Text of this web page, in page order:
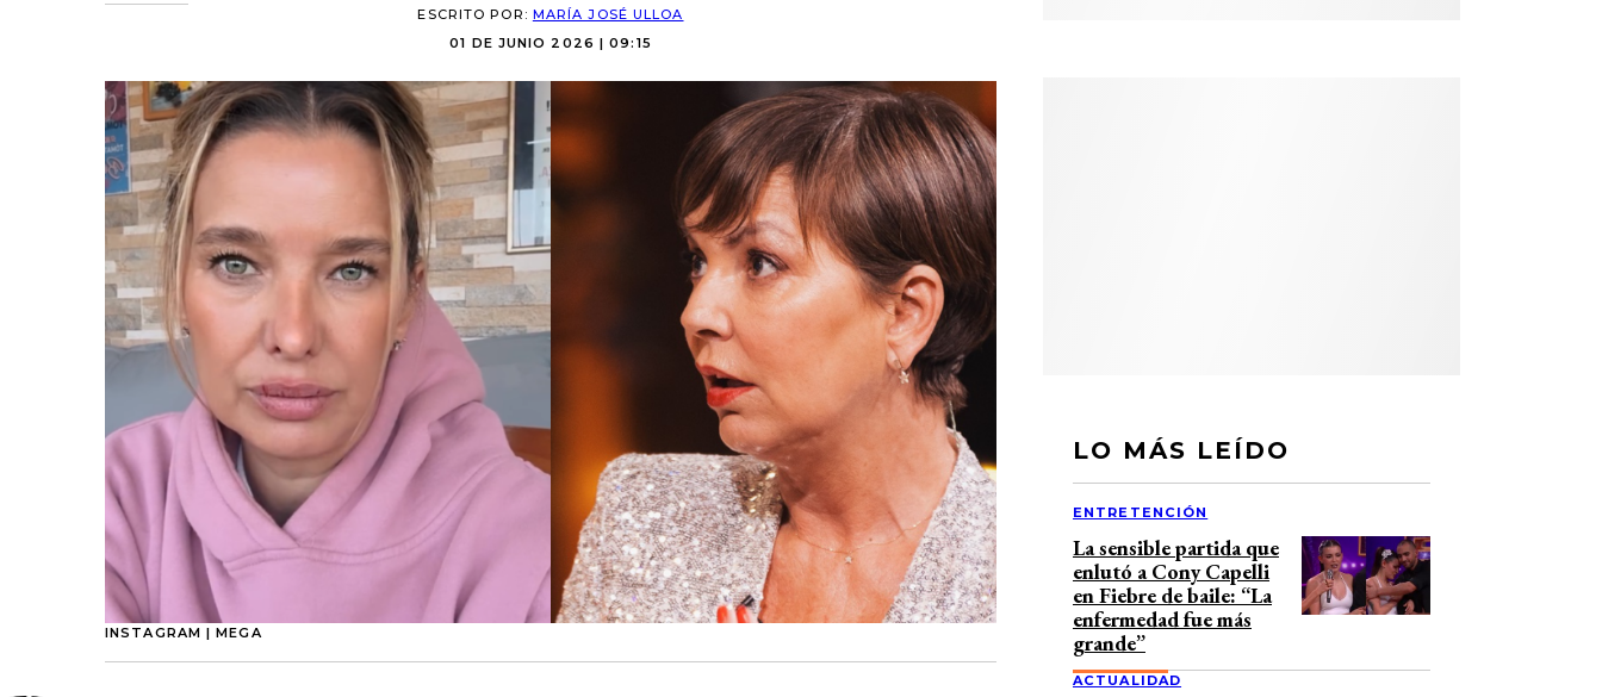
ESCRITO POR: MARÍA JOSÉ ULLOA
01 DE JUNIO 2026 | 09:15
INSTAGRAM | MEGA
LO MÁS LEÍDO
ENTRETENCIÓN
La sensible partida que
enlutó a Cony Capelli
en Fiebre de baile: “La
enfermedad fue más
grande”
ACTUALIDAD